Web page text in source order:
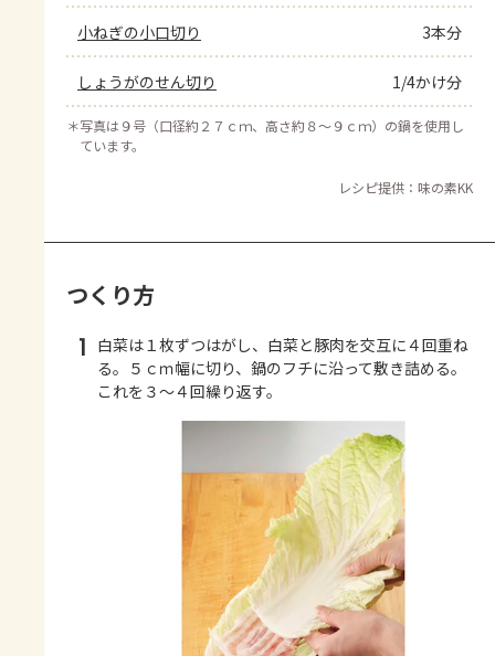
小ねぎの小口切り 3本分
しょうがのせん切り 1/4かけ分
＊写真は９号（口径約２７ｃｍ、高さ約８～９ｃｍ）の鍋を使用し
ています。
レシピ提供：味の素KK
つくり方
1 白菜は１枚ずつはがし、白菜と豚肉を交互に４回重ね
る。５ｃｍ幅に切り、鍋のフチに沿って敷き詰める。
これを３～４回繰り返す。